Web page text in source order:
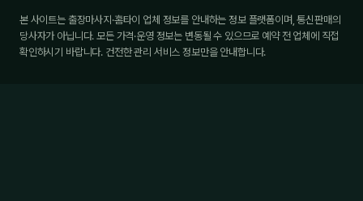
본 사이트는 출장마사지·홈타이 업체 정보를 안내하는 정보 플랫폼이며, 통신판매의
당사자가 아닙니다. 모든 가격·운영 정보는 변동될 수 있으므로 예약 전 업체에 직접
확인하시기 바랍니다. 건전한 관리 서비스 정보만을 안내합니다.